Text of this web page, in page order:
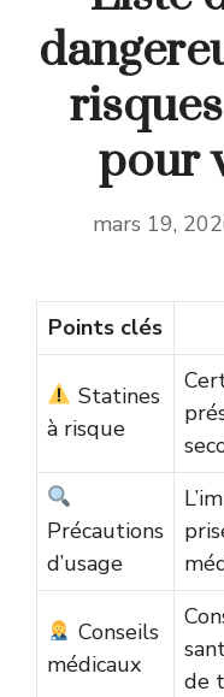
pour
mars 19,
Points clés
Statines
à risque
Précautions
d’usage
Conseils
médicaux
de